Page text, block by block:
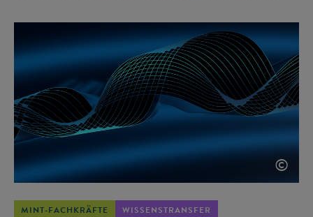
©
MINT-FACHKRÄFTE WISSENSTRANSFER